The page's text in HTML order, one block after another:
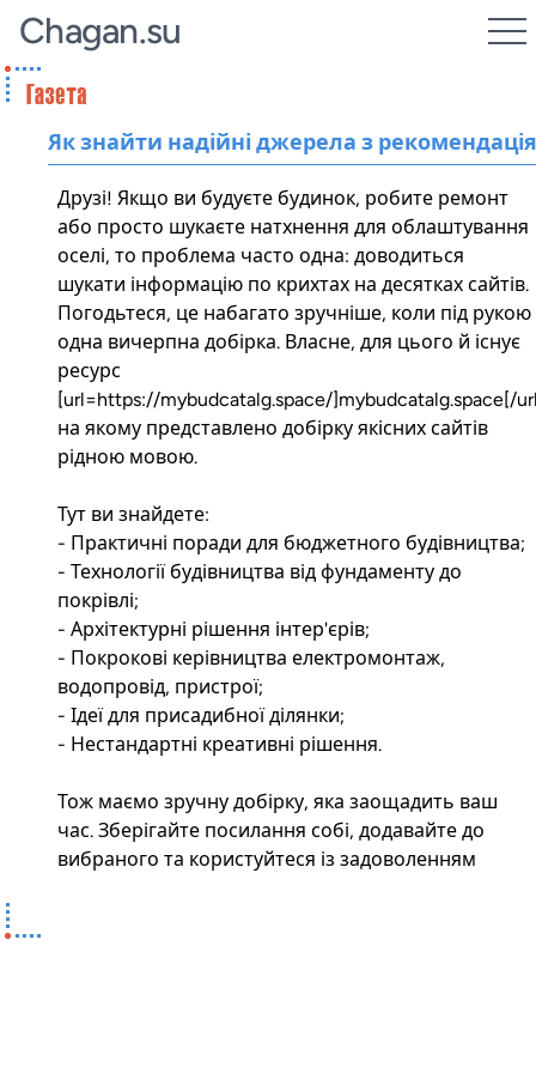
Chagan.su
Як знайти надійні джерела з
Друзі! Якщо ви будуєте будинок, робите ремонт
або просто шукаєте натхнення для облаштування
оселі, то проблема часто одна: доводиться
шукати інформацію по крихтах на десятках сайтів.
Погодьтеся, це набагато зручніше, коли під рукою
одна вичерпна добірка. Власне, для цього й існує
ресурс
[url=https://mybudcatalg.space/]mybudcatalg.space[/
на якому представлено добірку якісних сайтів
рідною мовою.
Тут ви знайдете:
- Практичні поради для бюджетного будівництва;
- Технології будівництва від фундаменту до
покрівлі;
- Архітектурні рішення інтер'єрів;
- Покрокові керівництва електромонтаж,
водопровід, пристрої;
- Ідеї для присадибної ділянки;
- Нестандартні креативні рішення.
Тож маємо зручну добірку, яка заощадить ваш
час. Зберігайте посилання собі, додавайте до
вибраного та користуйтеся із задоволенням